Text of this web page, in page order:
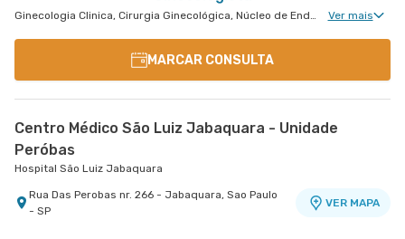
Ginecologia Clinica, Cirurgia Ginecológica, Núcleo de Endometriose, Cirurgia Robótica Ginecológica, Ginecologia Videohisteroscopia Ver mais
MARCAR CONSULTA
Centro Médico São Luiz Jabaquara - Unidade
Peróbas
Hospital São Luiz Jabaquara
Rua Das Perobas nr. 266 - Jabaquara, Sao Paulo
- SP
VER MAPA